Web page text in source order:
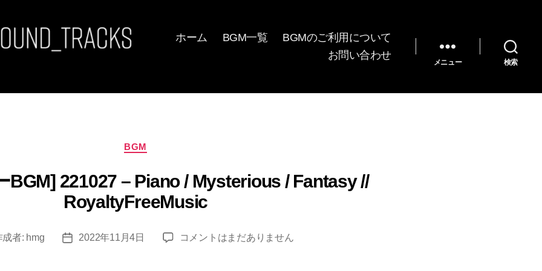
ホーム BGM一覧
BGMのご利用について
お問い合わせ
メニュー 検索
カ
テ
リ
BGM
BGM] 221027 – Piano / Mysterious / Fantasy //
RoyaltyFreeMusic
成者: hmg
投
2022年11月4日
[FREE/
コメントはまだありません